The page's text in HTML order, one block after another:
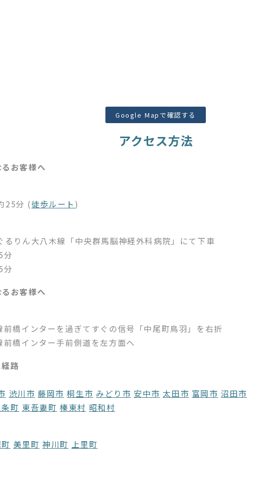
Google Mapで確認する
アクセス方法
お客様へ
25分 (徒歩ルート )
りん大八木線「中央群馬脳神経外科病院」にて下車
分
分
お客様へ
橋インターを過ぎてすぐの信号「中尾町鳥羽」を右折
橋インター手前側道を左方面へ
路
渋川市 藤岡市 桐生市 みどり市 安中市 太田市 富岡市 沼田市
町 東吾妻町 榛東村 昭和村
美里町 神川町 上里町